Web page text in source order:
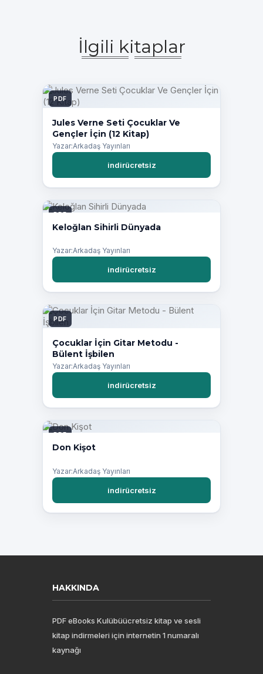
İlgili kitaplar
PDF
Jules Verne Seti Çocuklar Ve
Gençler İçin (12 Kitap)
Yazar:Arkadaş Yayınları
indirücretsiz
PDF
Keloğlan Sihirli Dünyada
Yazar:Arkadaş Yayınları
indirücretsiz
PDF
Çocuklar İçin Gitar Metodu -
Bülent İşbilen
Yazar:Arkadaş Yayınları
indirücretsiz
PDF
Don Kişot
Yazar:Arkadaş Yayınları
indirücretsiz
HAKKINDA
PDF eBooks Kulübüücretsiz kitap ve sesli
kitap indirmeleri için internetin 1 numaralı
kaynağı